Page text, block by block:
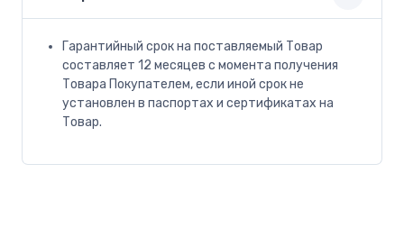
Гарантийный срок на поставляемый Товар
составляет 12 месяцев с момента получения
Товара Покупателем, если иной срок не
установлен в паспортах и сертификатах на
Товар.